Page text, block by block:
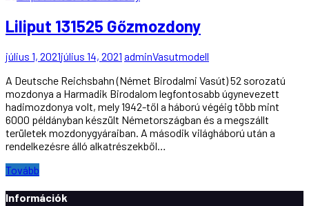
Liliput 131525 Gőzmozdony
július 1, 2021július 14, 2021 adminVasutmodell
A Deutsche Reichsbahn (Német Birodalmi Vasút) 52 sorozatú
mozdonya a Harmadik Birodalom legfontosabb úgynevezett
hadimozdonya volt, mely 1942-től a háború végéig több mint
6000 példányban készült Németországban és a megszállt
területek mozdonygyáraiban. A második világháború után a
rendelkezésre álló alkatrészekből…
Tovább
Információk